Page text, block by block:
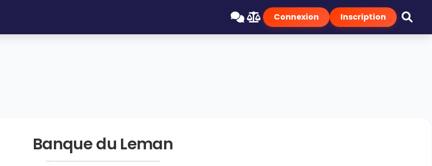
Connexion Inscription
Banque du Leman